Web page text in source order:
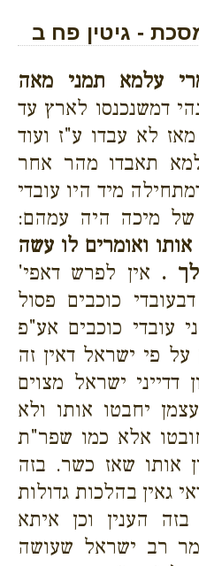
- גיטין פח ב
עלמא תמני מאה
דמשנכנסו לארץ עד
לא עבדו ע"ז ועוד
תאבדו מהר אחר
מיד היו עובדי
של מיכה היה עמהם:
אותו ואומרים לו עשה
. אין לפרש דאפי'
כוכבים פסול
עובדי כוכבים אע"פ
על פי ישראל דאין זה
דדייני ישראל מצוים
יחבטו אותו ולא
אלא כמו שפר"ת
אותו שאז כשר. בזה
גאין בהלכות גדולות
הענין וכן איתא
רב ישראל שעושה